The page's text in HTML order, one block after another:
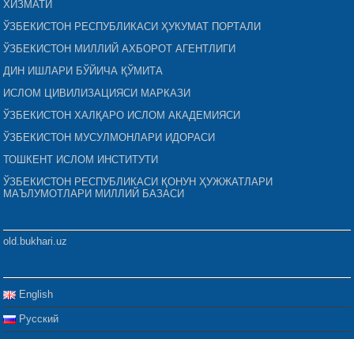
ХИЗМАТИ
ЎЗБЕКИСТОН РЕСПУБЛИКАСИ ҲУКУМАТ ПОРТАЛИ
ЎЗБЕКИСТОН МИЛЛИЙ АХБОРОТ АГЕНТЛИГИ
ДИН ИШЛАРИ БЎЙИЧА ҚЎМИТА
ИСЛОМ ЦИВИЛИЗАЦИЯСИ МАРКАЗИ
ЎЗБЕКИСТОН ХАЛҚАРО ИСЛОМ АКАДЕМИЯСИ
ЎЗБЕКИСТОН МУСУЛМОНЛАРИ ИДОРАСИ
ТОШКЕНТ ИСЛОМ ИНСТИТУТИ
ЎЗБЕКИСТОН РЕСПУБЛИКАСИ ҚОНУН ҲУЖЖАТЛАРИ
МАЪЛУМОТЛАРИ МИЛЛИЙ БАЗАСИ
old.bukhari.uz
English
Русский